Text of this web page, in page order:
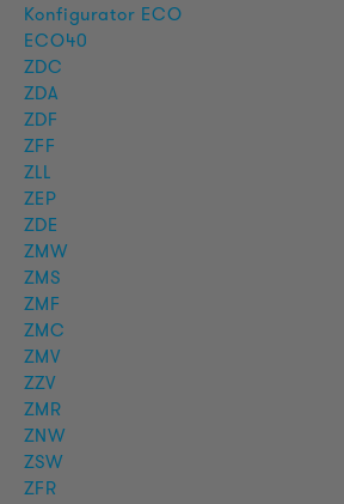
Konfigurator ECO
ECO40
ZDC
ZDA
ZDF
ZFF
ZLL
ZEP
ZDE
ZMW
ZMS
ZMF
ZMC
ZMV
ZZV
ZMR
ZNW
ZSW
ZFR